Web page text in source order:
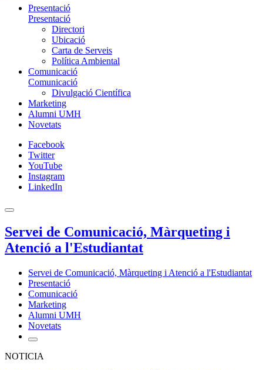
Presentació
Presentació
Directori
Ubicació
Carta de Serveis
Política Ambiental
Comunicació
Comunicació
Divulgació Científica
Marketing
Alumni UMH
Novetats
Facebook
Twitter
YouTube
Instagram
LinkedIn
Servei de Comunicació, Màrqueting i
Atenció a l'Estudiantat
Servei de Comunicació, Màrqueting i Atenció a l'Estudiantat
Presentació
Comunicació
Marketing
Alumni UMH
Novetats
NOTICIA